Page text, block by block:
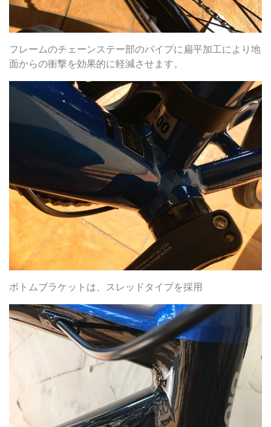
フレームのチェーンステー部のパイプに扁平加工により地
面からの衝撃を効果的に軽減させます。
ボトムブラケットは、スレッドタイプを採用